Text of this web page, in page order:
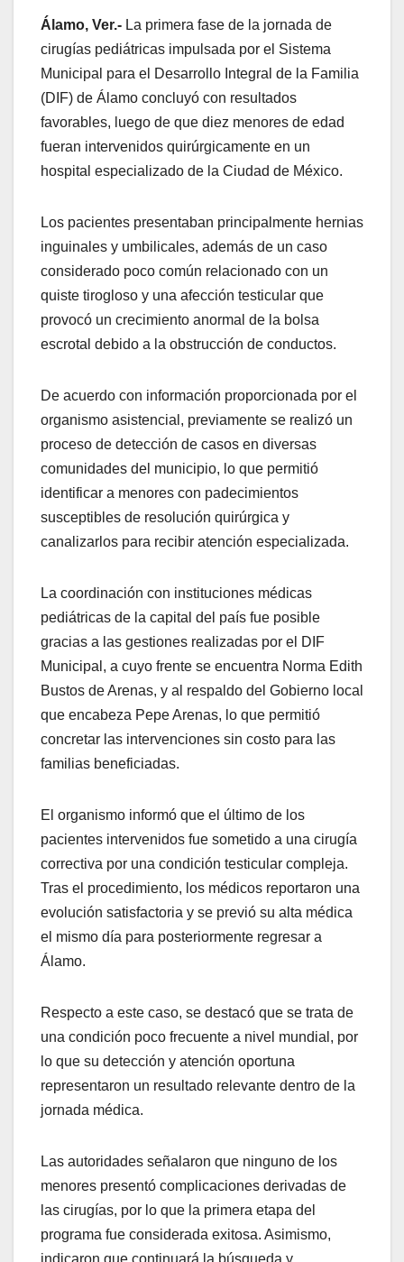
Álamo, Ver.- La primera fase de la jornada de
cirugías pediátricas impulsada por el Sistema
Municipal para el Desarrollo Integral de la Familia
(DIF) de Álamo concluyó con resultados
favorables, luego de que diez menores de edad
fueran intervenidos quirúrgicamente en un
hospital especializado de la Ciudad de México.
Los pacientes presentaban principalmente hernias
inguinales y umbilicales, además de un caso
considerado poco común relacionado con un
quiste tirogloso y una afección testicular que
provocó un crecimiento anormal de la bolsa
escrotal debido a la obstrucción de conductos.
De acuerdo con información proporcionada por el
organismo asistencial, previamente se realizó un
proceso de detección de casos en diversas
comunidades del municipio, lo que permitió
identificar a menores con padecimientos
susceptibles de resolución quirúrgica y
canalizarlos para recibir atención especializada.
La coordinación con instituciones médicas
pediátricas de la capital del país fue posible
gracias a las gestiones realizadas por el DIF
Municipal, a cuyo frente se encuentra Norma Edith
Bustos de Arenas, y al respaldo del Gobierno local
que encabeza Pepe Arenas, lo que permitió
concretar las intervenciones sin costo para las
familias beneficiadas.
El organismo informó que el último de los
pacientes intervenidos fue sometido a una cirugía
correctiva por una condición testicular compleja.
Tras el procedimiento, los médicos reportaron una
evolución satisfactoria y se previó su alta médica
el mismo día para posteriormente regresar a
Álamo.
Respecto a este caso, se destacó que se trata de
una condición poco frecuente a nivel mundial, por
lo que su detección y atención oportuna
representaron un resultado relevante dentro de la
jornada médica.
Las autoridades señalaron que ninguno de los
menores presentó complicaciones derivadas de
las cirugías, por lo que la primera etapa del
programa fue considerada exitosa. Asimismo,
indicaron que continuará la búsqueda y